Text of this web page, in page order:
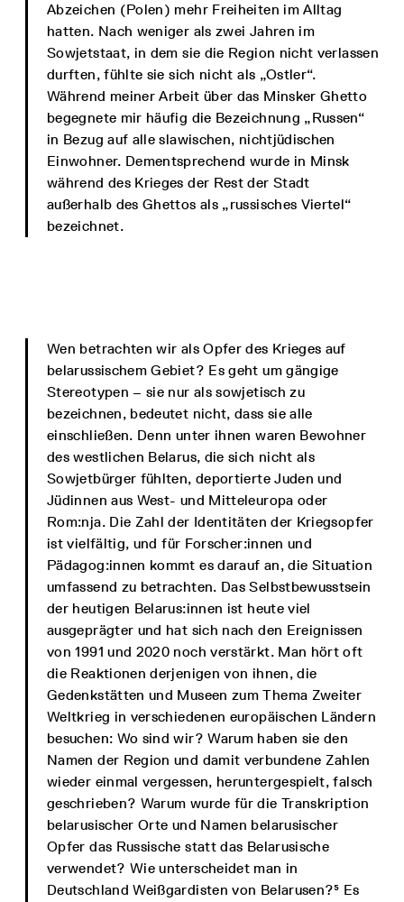
Abzeichen (Polen) mehr Freiheiten im Alltag
hatten. Nach weniger als zwei Jahren im
Sowjetstaat, in dem sie die Region nicht verlassen
durften, fühlte sie sich nicht als „Ostler“.
Während meiner Arbeit über das Minsker Ghetto
begegnete mir häufig die Bezeichnung „Russen“
in Bezug auf alle slawischen, nichtjüdischen
Einwohner. Dementsprechend wurde in Minsk
während des Krieges der Rest der Stadt
außerhalb des Ghettos als „russisches Viertel“
bezeichnet.
Wen betrachten wir als Opfer des Krieges auf
belarussischem Gebiet? Es geht um gängige
Stereotypen – sie nur als sowjetisch zu
bezeichnen, bedeutet nicht, dass sie alle
einschließen. Denn unter ihnen waren Bewohner
des westlichen Belarus, die sich nicht als
Sowjetbürger fühlten, deportierte Juden und
Jüdinnen aus West- und Mitteleuropa oder
Rom:nja. Die Zahl der Identitäten der Kriegsopfer
ist vielfältig, und für Forscher:innen und
Pädagog:innen kommt es darauf an, die Situation
umfassend zu betrachten. Das Selbstbewusstsein
der heutigen Belarus:innen ist heute viel
ausgeprägter und hat sich nach den Ereignissen
von 1991 und 2020 noch verstärkt. Man hört oft
die Reaktionen derjenigen von ihnen, die
Gedenkstätten und Museen zum Thema Zweiter
Weltkrieg in verschiedenen europäischen Ländern
besuchen: Wo sind wir? Warum haben sie den
Namen der Region und damit verbundene Zahlen
wieder einmal vergessen, heruntergespielt, falsch
geschrieben? Warum wurde für die Transkription
belarusischer Orte und Namen belarusischer
Opfer das Russische statt das Belarusische
verwendet? Wie unterscheidet man in
Deutschland Weißgardisten von Belarusen?⁵ Es